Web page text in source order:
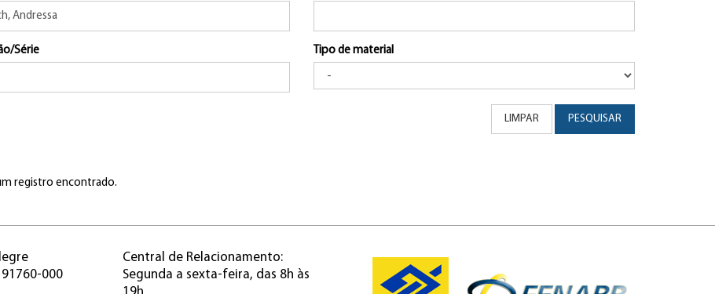
Série Tipo de material
LIMPAR PESQUISAR
registro encontrado.
91760-000
Central de Relacionamento:
Segunda a sexta-feira, das 8h às